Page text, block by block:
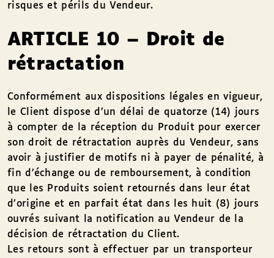
risques et périls du Vendeur.
ARTICLE 10 – Droit de
rétractation
Conformément aux dispositions légales en vigueur,
le Client dispose d’un délai de quatorze (14) jours
à compter de la réception du Produit pour exercer
son droit de rétractation auprès du Vendeur, sans
avoir à justifier de motifs ni à payer de pénalité, à
fin d’échange ou de remboursement, à condition
que les Produits soient retournés dans leur état
d’origine et en parfait état dans les huit (8) jours
ouvrés suivant la notification au Vendeur de la
décision de rétractation du Client.
Les retours sont à effectuer par un transporteur